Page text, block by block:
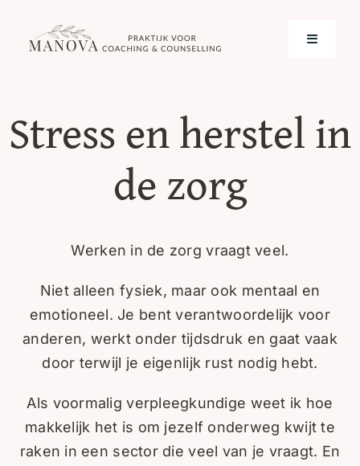
Toggle
Over mij
Stress en herstel in
de zorg
Werken in de zorg vraagt veel.
Niet alleen fysiek, maar ook mentaal en
emotioneel. Je bent verantwoordelijk voor
anderen, werkt onder tijdsdruk en gaat vaak
door terwijl je eigenlijk rust nodig hebt.
Als voormalig verpleegkundige weet ik hoe
makkelijk het is om jezelf onderweg kwijt te
raken in een sector die veel van je vraagt. En